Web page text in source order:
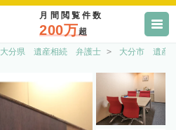
月間閲覧件数
200万超
大分県 遺産相続 弁護士 大分市 遺産